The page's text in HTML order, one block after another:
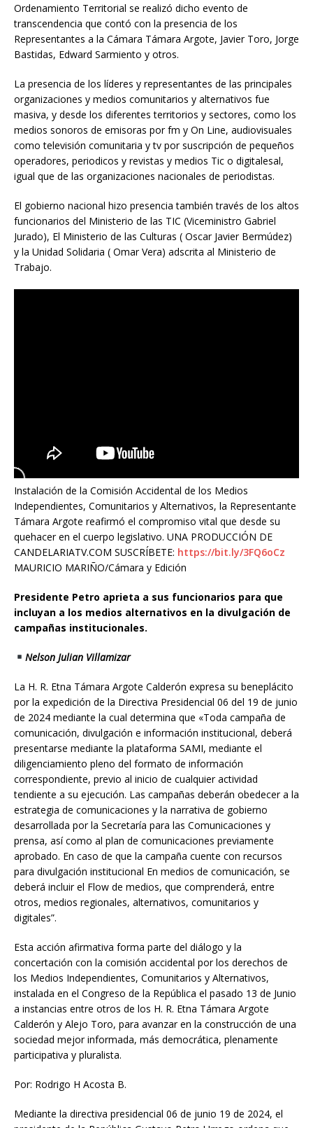
Ordenamiento Territorial se realizó dicho evento de
transcendencia que contó con la presencia de los
Representantes a la Cámara Támara Argote, Javier Toro, Jorge
Bastidas, Edward Sarmiento y otros.
La presencia de los líderes y representantes de las principales
organizaciones y medios comunitarios y alternativos fue
masiva, y desde los diferentes territorios y sectores, como los
medios sonoros de emisoras por fm y On Line, audiovisuales
como televisión comunitaria y tv por suscripción de pequeños
operadores, periodicos y revistas y medios Tic o digitalesal,
igual que de las organizaciones nacionales de periodistas.
El gobierno nacional hizo presencia también través de los altos
funcionarios del Ministerio de las TIC (Viceministro Gabriel
Jurado), El Ministerio de las Culturas ( Oscar Javier Bermúdez)
y la Unidad Solidaria ( Omar Vera) adscrita al Ministerio de
Trabajo.
Instalación de la Comisión Accidental de los Medios
Independientes, Comunitarios y Alternativos, la Representante
Támara Argote reafirmó el compromiso vital que desde su
quehacer en el cuerpo legislativo. UNA PRODUCCIÓN DE
CANDELARIATV.COM SUSCRÍBETE: https://bit.ly/3FQ6oCz
MAURICIO MARIÑO/Cámara y Edición
Presidente Petro aprieta a sus funcionarios para que
incluyan a los medios alternativos en la divulgación de
campañas institucionales.
Nelson Julian Villamizar
La H. R. Etna Támara Argote Calderón expresa su beneplácito
por la expedición de la Directiva Presidencial 06 del 19 de junio
de 2024 mediante la cual determina que «Toda campaña de
comunicación, divulgación e información institucional, deberá
presentarse mediante la plataforma SAMI, mediante el
diligenciamiento pleno del formato de información
correspondiente, previo al inicio de cualquier actividad
tendiente a su ejecución. Las campañas deberán obedecer a la
estrategia de comunicaciones y la narrativa de gobierno
desarrollada por la Secretaría para las Comunicaciones y
prensa, así como al plan de comunicaciones previamente
aprobado. En caso de que la campaña cuente con recursos
para divulgación institucional En medios de comunicación, se
deberá incluir el Flow de medios, que comprenderá, entre
otros, medios regionales, alternativos, comunitarios y
digitales”.
Esta acción afirmativa forma parte del diálogo y la
concertación con la comisión accidental por los derechos de
los Medios Independientes, Comunitarios y Alternativos,
instalada en el Congreso de la República el pasado 13 de Junio
a instancias entre otros de los H. R. Etna Támara Argote
Calderón y Alejo Toro, para avanzar en la construcción de una
sociedad mejor informada, más democrática, plenamente
participativa y pluralista.
Por: Rodrigo H Acosta B.
Mediante la directiva presidencial 06 de junio 19 de 2024, el
Donación
Introduce la cantidad (USD):